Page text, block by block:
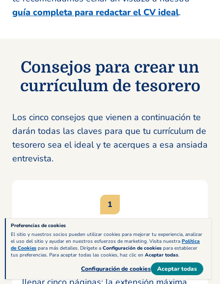
guía completa para redactar el CV ideal.
Consejos para crear un
currículum de tesorero
Los cinco consejos que vienen a continuación te
darán todas las claves para que tu currículum de
tesorero sea el ideal y te acerques a esa ansiada
entrevista.
Con una página es suficiente
No importa si tienes tanta experiencia
profesional como tesorero que podrías
Preferencias de cookies
El sitio y nuestros socios pueden utilizar cookies para mejorar tu experiencia, analizar
el uso del sitio y ayudar en nuestros esfuerzos de marketing. Visita nuestra Política
de Cookies para más detalles. Dirígete a Configuración de cookies para establecer
tus preferencias. Para aceptar todas las cookies, haz clic en Aceptar todas.
Configuración de cookies Aceptar todas